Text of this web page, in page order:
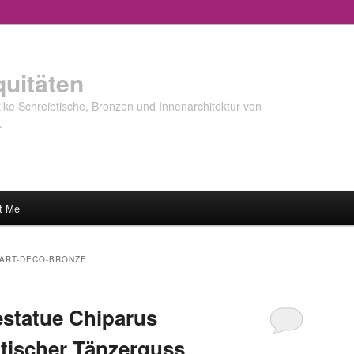
Schreibtische, Bronzen und Innenarchitektur von
Me
DECO-BRONZE
Chiparus